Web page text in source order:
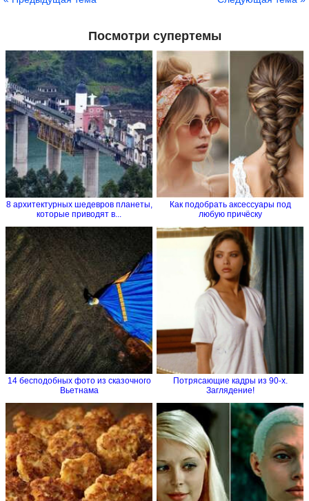
Посмотри супертемы
8 архитектурных шедевров планеты,
которые приводят в...
Как подобрать аксессуары под
любую причёску
14 бесподобных фото из сказочного
Вьетнама
Потрясающие кадры из 90-х.
Заглядение!